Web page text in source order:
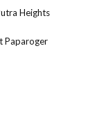
Heights
Paparoger